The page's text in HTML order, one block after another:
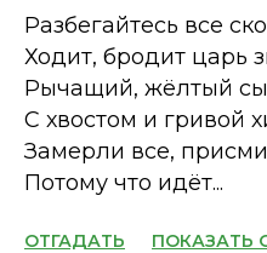
Разбегайтесь все
Ходит, бродит царь
Рычащий, жёлтый
С хвостом и гривой
Замерли все,
Потому что идёт...
ОТГАДАТЬ ПОКАЗАТЬ